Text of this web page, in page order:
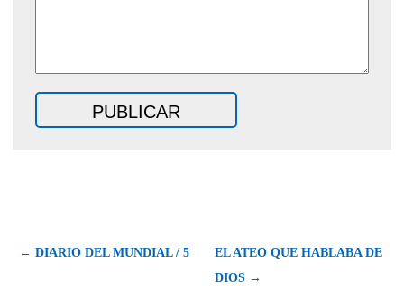
← DIARIO DEL MUNDIAL / 5
EL ATEO QUE HABLABA DE
DIOS →